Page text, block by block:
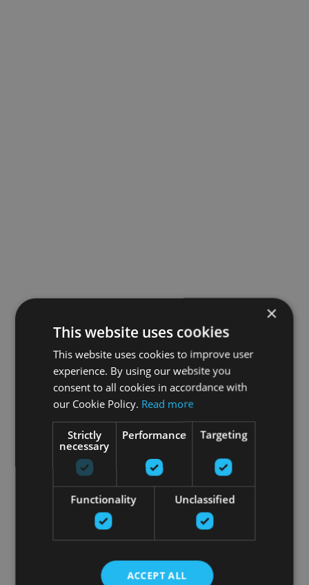
×
This website uses cookies
This website uses cookies to improve user
experience. By using our website you
consent to all cookies in accordance with
our Cookie Policy. Read more
Strictly
necessary
Performance Targeting
Functionality Unclassified
ACCEPT ALL